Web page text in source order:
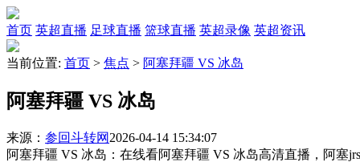
首页 英超直播 足球直播 篮球直播 英超录像 英超资讯
当前位置: 首页 > 焦点 > 阿塞拜疆 VS 冰岛
阿塞拜疆 VS 冰岛
来源： 参回斗转网 2026-04-14 15:34:07
阿塞拜疆 VS 冰岛：在线看阿塞拜疆 VS 冰岛高清直播，阿塞